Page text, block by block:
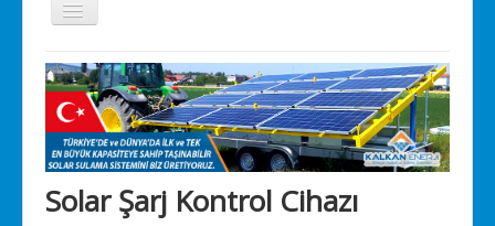
Gezinme
geçişini
Ana Sayfa
Ürünlerimiz
Hizmetlerimiz
Referanslarımız
Hakkımızda
Solar Şarj Kontrol Cihazı